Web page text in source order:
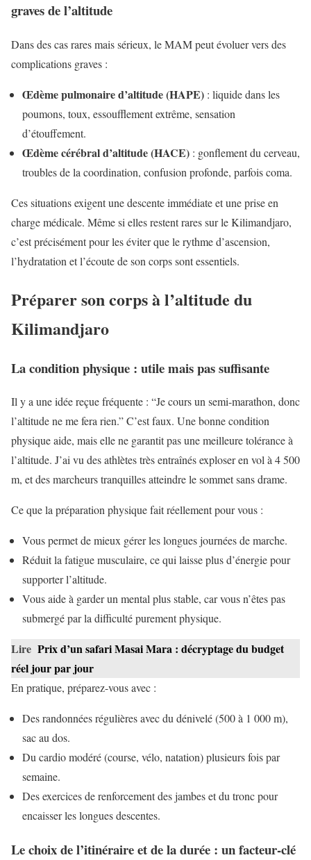
graves de l’altitude
Dans des cas rares mais sérieux, le MAM peut évoluer vers des
complications graves :
Œdème pulmonaire d’altitude (HAPE) : liquide dans les
poumons, toux, essoufflement extrême, sensation
d’étouffement.
Œdème cérébral d’altitude (HACE) : gonflement du cerveau,
troubles de la coordination, confusion profonde, parfois coma.
Ces situations exigent une descente immédiate et une prise en
charge médicale. Même si elles restent rares sur le Kilimandjaro,
c’est précisément pour les éviter que le rythme d’ascension,
l’hydratation et l’écoute de son corps sont essentiels.
Préparer son corps à l’altitude du
Kilimandjaro
La condition physique : utile mais pas suffisante
Il y a une idée reçue fréquente : “Je cours un semi-marathon, donc
l’altitude ne me fera rien.” C’est faux. Une bonne condition
physique aide, mais elle ne garantit pas une meilleure tolérance à
l’altitude. J’ai vu des athlètes très entraînés exploser en vol à 4 500
m, et des marcheurs tranquilles atteindre le sommet sans drame.
Ce que la préparation physique fait réellement pour vous :
Vous permet de mieux gérer les longues journées de marche.
Réduit la fatigue musculaire, ce qui laisse plus d’énergie pour
supporter l’altitude.
Vous aide à garder un mental plus stable, car vous n’êtes pas
submergé par la difficulté purement physique.
Lire Prix d’un safari Masai Mara : décryptage du budget
réel jour par jour
En pratique, préparez-vous avec :
Des randonnées régulières avec du dénivelé (500 à 1 000 m),
sac au dos.
Du cardio modéré (course, vélo, natation) plusieurs fois par
semaine.
Des exercices de renforcement des jambes et du tronc pour
encaisser les longues descentes.
Le choix de l’itinéraire et de la durée : un facteur-clé